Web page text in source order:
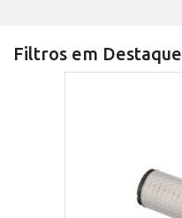
Filtros em Destaque